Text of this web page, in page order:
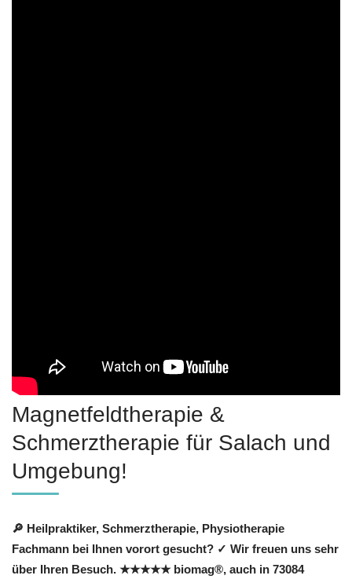
Magnetfeldtherapie &
Schmerztherapie für Salach und
Umgebung!
🔎 Heilpraktiker, Schmerztherapie, Physiotherapie
Fachmann bei Ihnen vorort gesucht? ✓ Wir freuen uns sehr
über Ihren Besuch. ★★★★★ biomag®, auch in 73084